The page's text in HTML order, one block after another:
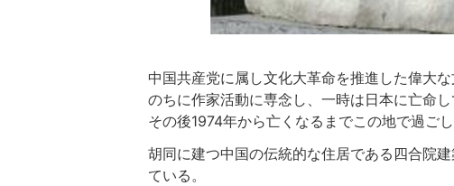
中国共産党に属し文化大革命を推進した偉大な
のちに作家活動に専念し、一時は日本に亡命し
その後1974年から亡くなるまでこの地で過ごし
胡同に建つ中国の伝統的な住居である四合院
ている。